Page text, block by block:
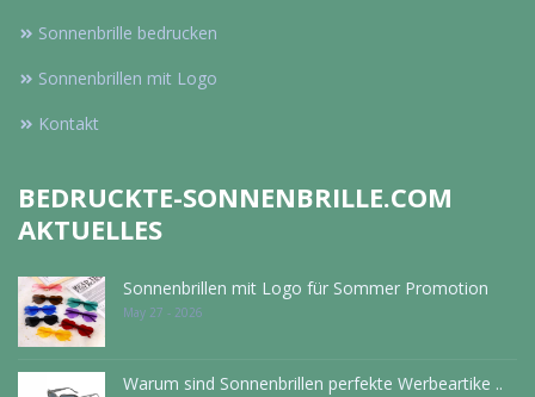
Sonnenbrille bedrucken
Sonnenbrillen mit Logo
Kontakt
BEDRUCKTE-SONNENBRILLE.COM
AKTUELLES
Sonnenbrillen mit Logo für Sommer Promotion
May 27 - 2026
Warum sind Sonnenbrillen perfekte Werbeartike ..